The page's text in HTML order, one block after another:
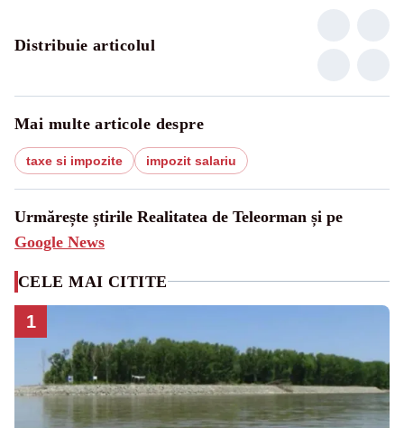
Distribuie articolul
Mai multe articole despre
taxe si impozite impozit salariu
Urmărește știrile Realitatea de Teleorman și pe
Google News
CELE MAI CITITE
1